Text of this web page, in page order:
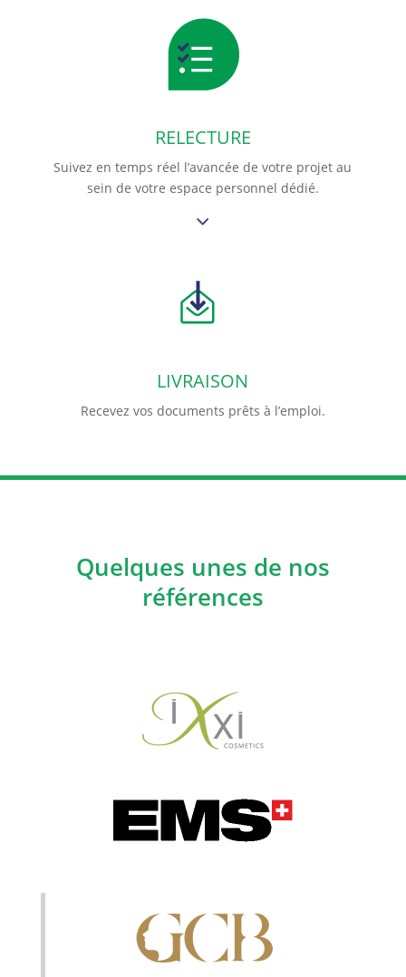
RELECTURE
Suivez en temps réel l’avancée de votre projet au
sein de votre espace personnel dédié.
LIVRAISON
Recevez vos documents prêts à l’emploi.
Quelques unes de nos
références